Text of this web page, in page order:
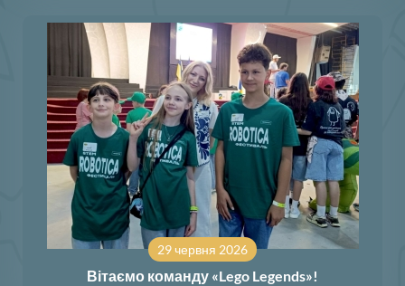
29 червня 2026
Вітаємо команду «Lego Legends»!